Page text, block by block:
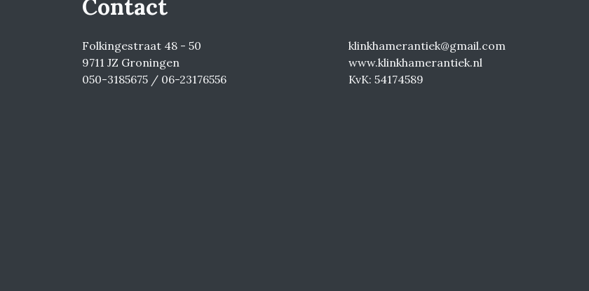
Contact
Folkingestraat 48 - 50
9711 JZ Groningen
050-3185675 / 06-23176556
klinkhamerantiek@gmail.com
www.klinkhamerantiek.nl
KvK: 54174589